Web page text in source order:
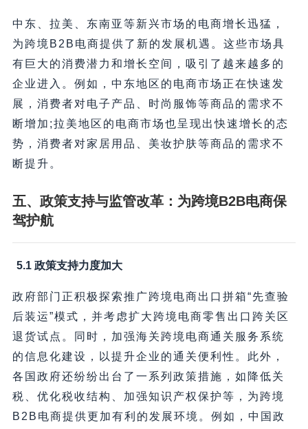
中东、拉美、东南亚等新兴市场的电商增长迅猛，
为跨境B2B电商提供了新的发展机遇。这些市场具
有巨大的消费潜力和增长空间，吸引了越来越多的
企业进入。例如，中东地区的电商市场正在快速发
展，消费者对电子产品、时尚服饰等商品的需求不
断增加;拉美地区的电商市场也呈现出快速增长的态
势，消费者对家居用品、美妆护肤等商品的需求不
断提升。
五、政策支持与监管改革：为跨境B2B电商保
驾护航
5.1 政策支持力度加大
政府部门正积极探索推广跨境电商出口拼箱“先查验
后装运”模式，并考虑扩大跨境电商零售出口跨关区
退货试点。同时，加强海关跨境电商通关服务系统
的信息化建设，以提升企业的通关便利性。此外，
各国政府还纷纷出台了一系列政策措施，如降低关
税、优化税收结构、加强知识产权保护等，为跨境
B2B电商提供更加有利的发展环境。例如，中国政